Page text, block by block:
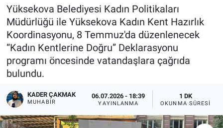
Yüksekova Belediyesi Kadın Politikaları
Müdürlüğü ile Yüksekova Kadın Kent Hazırlık
Koordinasyonu, 8 Temmuz'da düzenlenecek
“Kadın Kentlerine Doğru” Deklarasyonu
programı öncesinde vatandaşlara çağrıda
bulundu.
KADER ÇAKMAK
MUHABİR
06.07.2026 - 18:39
YAYINLANMA
1 DK
OKUNMA SÜRESI
Tüm Manşetler
Son Dakika Haberleri
Haber Arşivi